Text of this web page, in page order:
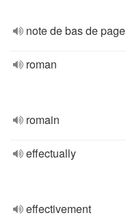
note de bas de page
roman
romain
effectually
effectivement